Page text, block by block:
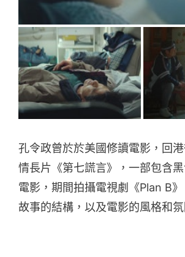
孔令政曾於於美國修讀電影，回
情長片《第七謊言》，一部包含
電影，期間拍攝電視劇《Plan B
故事的結構，以及電影的風格和